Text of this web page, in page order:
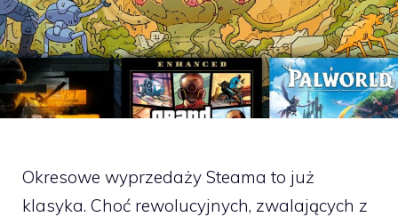
Okresowe wyprzedaży Steama to już
klasyka. Choć rewolucyjnych, zwalających z